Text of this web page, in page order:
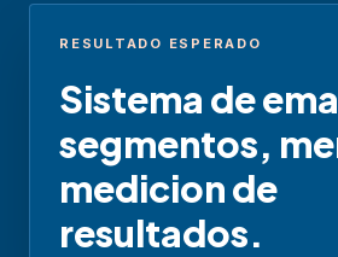
RESULTADO ESPERADO
Sistema de
segmentos,
medicion de
resultados.